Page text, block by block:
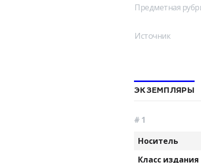
Предметная
Источник
ЭКЗЕМПЛЯРЫ
# 1
Носитель
Класс издания